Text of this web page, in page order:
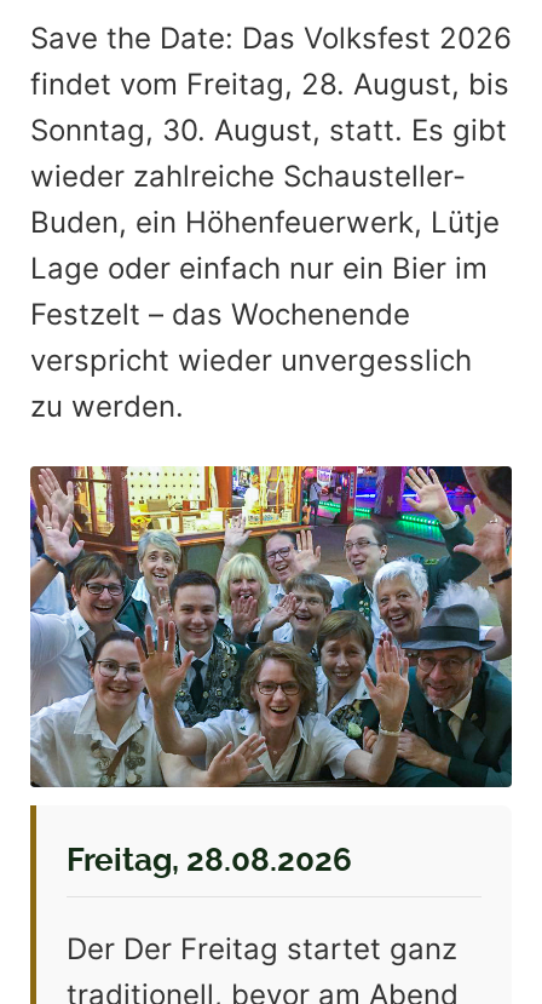
Save the Date: Das Volksfest 2026
findet vom Freitag, 28. August, bis
Sonntag, 30. August, statt. Es gibt
wieder zahlreiche Schausteller-
Buden, ein Höhenfeuerwerk, Lütje
Lage oder einfach nur ein Bier im
Festzelt – das Wochenende
verspricht wieder unvergesslich
zu werden.
Freitag, 28.08.2026
Der Der Freitag startet ganz
traditionell, bevor am Abend